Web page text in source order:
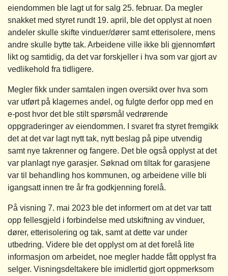
eiendommen ble lagt ut for salg 25. februar. Da megler
snakket med styret rundt 19. april, ble det opplyst at noen
andeler skulle skifte vinduer/dører samt etterisolere, mens
andre skulle bytte tak. Arbeidene ville ikke bli gjennomført
likt og samtidig, da det var forskjeller i hva som var gjort av
vedlikehold fra tidligere.
Megler fikk under samtalen ingen oversikt over hva som
var utført på klagernes andel, og fulgte derfor opp med en
e-post hvor det ble stilt spørsmål vedrørende
oppgraderinger av eiendommen. I svaret fra styret fremgikk
det at det var lagt nytt tak, nytt beslag på pipe utvendig
samt nye takrenner og fangere. Det ble også opplyst at det
var planlagt nye garasjer. Søknad om tiltak for garasjene
var til behandling hos kommunen, og arbeidene ville bli
igangsatt innen tre år fra godkjenning forelå.
På visning 7. mai 2023 ble det informert om at det var tatt
opp fellesgjeld i forbindelse med utskiftning av vinduer,
dører, etterisolering og tak, samt at dette var under
utbedring. Videre ble det opplyst om at det forelå lite
informasjon om arbeidet, noe megler hadde fått opplyst fra
selger. Visningsdeltakere ble imidlertid gjort oppmerksom